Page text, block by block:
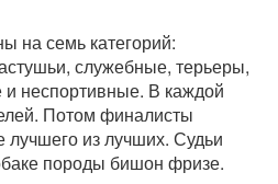
на семь категорий:
служебные, терьеры,
неспортивные. В каждой
Потом финалисты
лучшего из лучших. Судьи
породы бишон фризе.